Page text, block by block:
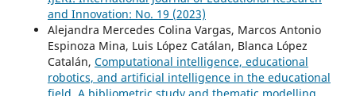
and Innovation: No. 19 (2023)
Alejandra Mercedes Colina Vargas, Marcos Antonio
Espinoza Mina, Luis López Catálan, Blanca López
Catalán, Computational intelligence, educational
robotics, and artificial intelligence in the educational
field. A bibliometric study and thematic modelling ,